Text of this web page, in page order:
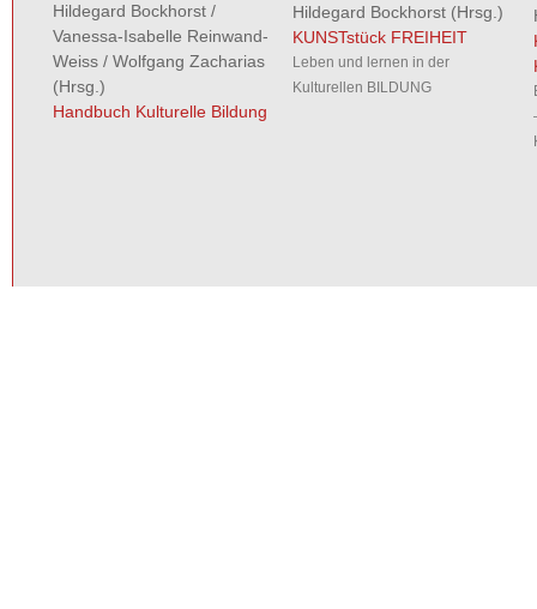
Hildegard Bockhorst /
Vanessa-Isabelle Reinwand-
Weiss / Wolfgang Zacharias
(Hrsg.)
Handbuch Kulturelle Bildung
Hildegard Bockhorst (Hrsg.)
KUNSTstück FREIHEIT
Leben und lernen in der
Kulturellen BILDUNG